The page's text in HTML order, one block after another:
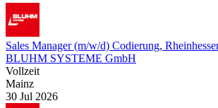
Sales Manager (m/w/d) Codierung,
BLUHM SYSTEME GmbH
Vollzeit
Mainz
30 Jul 2026